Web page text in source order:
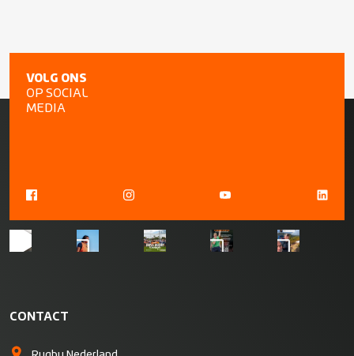
VOLG ONS
OP SOCIAL
MEDIA
CONTACT